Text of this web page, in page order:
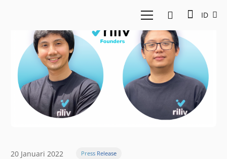
ID
20 Januari 2022 Press Release